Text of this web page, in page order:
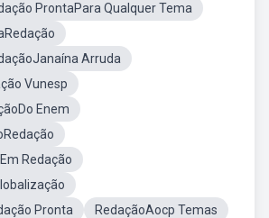
ProntaPara Qualquer Tema
Arruda
Vunesp
Enem
Redação
Pronta
RedaçãoAocp Temas